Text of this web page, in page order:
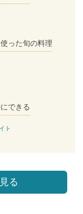
った旬の料理
できる
ト
る